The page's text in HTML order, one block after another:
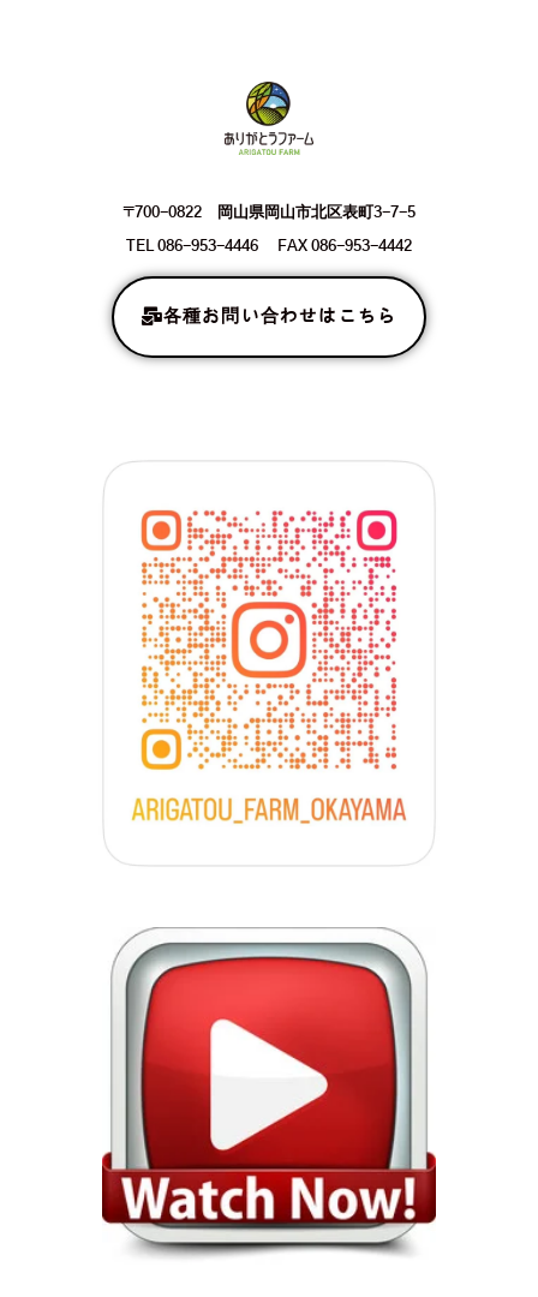
〒700-0822 岡山県岡山市北区表町3-7-5
TEL 086-953-4446 FAX 086-953-4442
各種お問い合わせはこちら